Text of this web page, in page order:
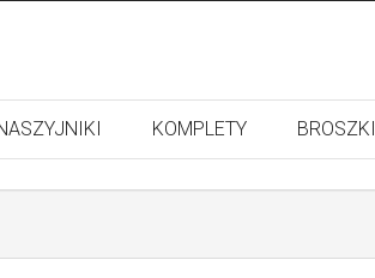
KOMPLETY BROSZKI